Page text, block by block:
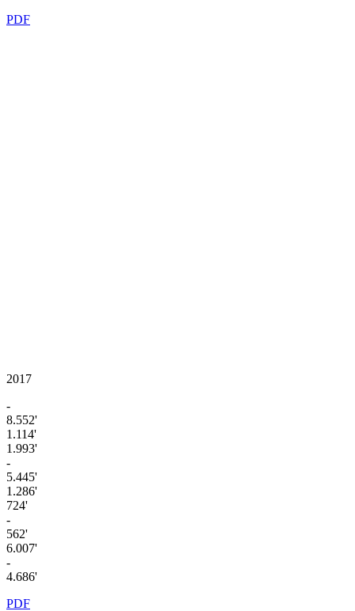
PDF
2017
-
8.552'
1.114'
1.993'
-
5.445'
1.286'
724'
-
562'
6.007'
-
4.686'
PDF